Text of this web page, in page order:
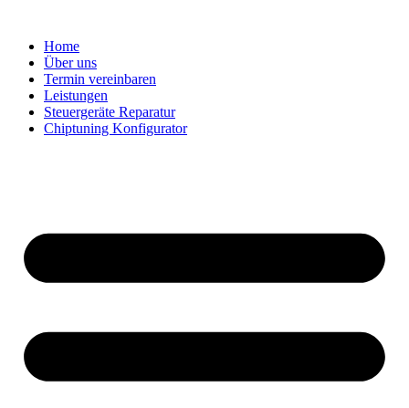
springenHome
Über uns
Termin vereinbaren
Leistungen
Steuergeräte Reparatur
Chiptuning Konfigurator